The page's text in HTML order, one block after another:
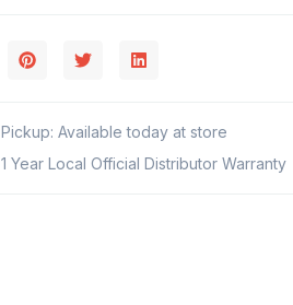
Pickup: Available today at store
1 Year Local Official Distributor Warranty